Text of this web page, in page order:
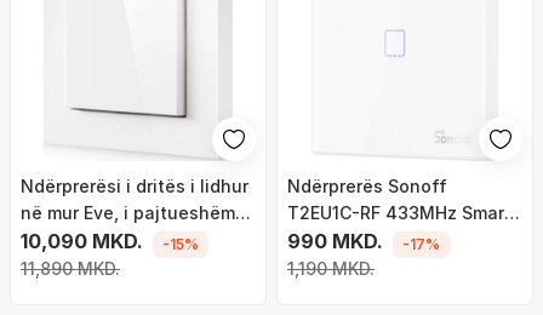
Ndërprerësi i dritës i lidhur
në mur Eve, i pajtueshëm
me Thread
10,090 MKD.
11,890 MKD.
-15%
Ndërprerës Sonoff
T2EU1C-RF 433MHz Smart
(1-channel)
990 MKD.
1,190 MKD.
-17%